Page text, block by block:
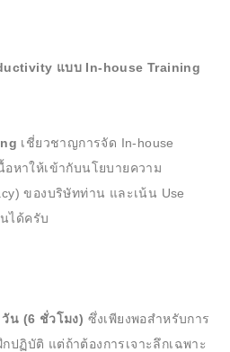
แบบ In-house Training
เชี่ยวชาญการจัด In-house
อหาให้เข้ากับนโยบายความ
ของบริษัทท่าน และเน้น Use
ได้ครับ
วัน (6 ชั่วโมง) ซึ่งเพียงพอสำหรับการ
ปฏิบัติ แต่ถ้าต้องการเจาะลึกเฉพาะ